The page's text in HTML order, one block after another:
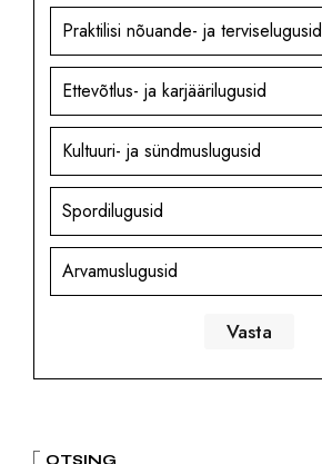
Praktilisi nõuande- ja terviselugusid
Ettevõtlus- ja karjäärilugusid
Kultuuri- ja sündmuslugusid
Spordilugusid
Arvamuslugusid